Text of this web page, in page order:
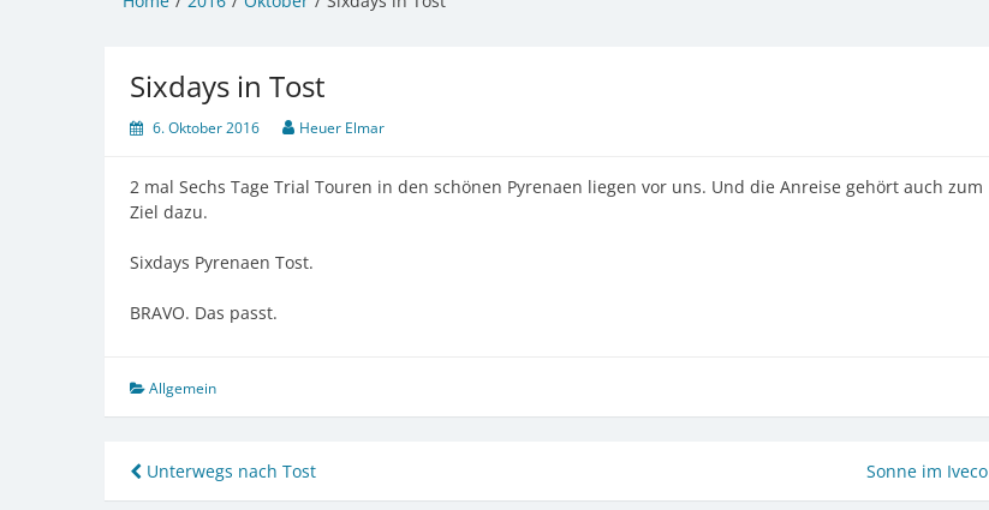
Sixdays in Tost
6. Oktober 2016 Heuer Elmar
2 mal Sechs Tage Trial Touren in den schönen Pyrenaen liegen vor uns. Und die Anreise gehört auch zum
Ziel dazu.
Sixdays Pyrenaen Tost.
BRAVO. Das passt.
Allgemein
Beitragsnavigation
Unterwegs nach Tost Sonne im Iveco